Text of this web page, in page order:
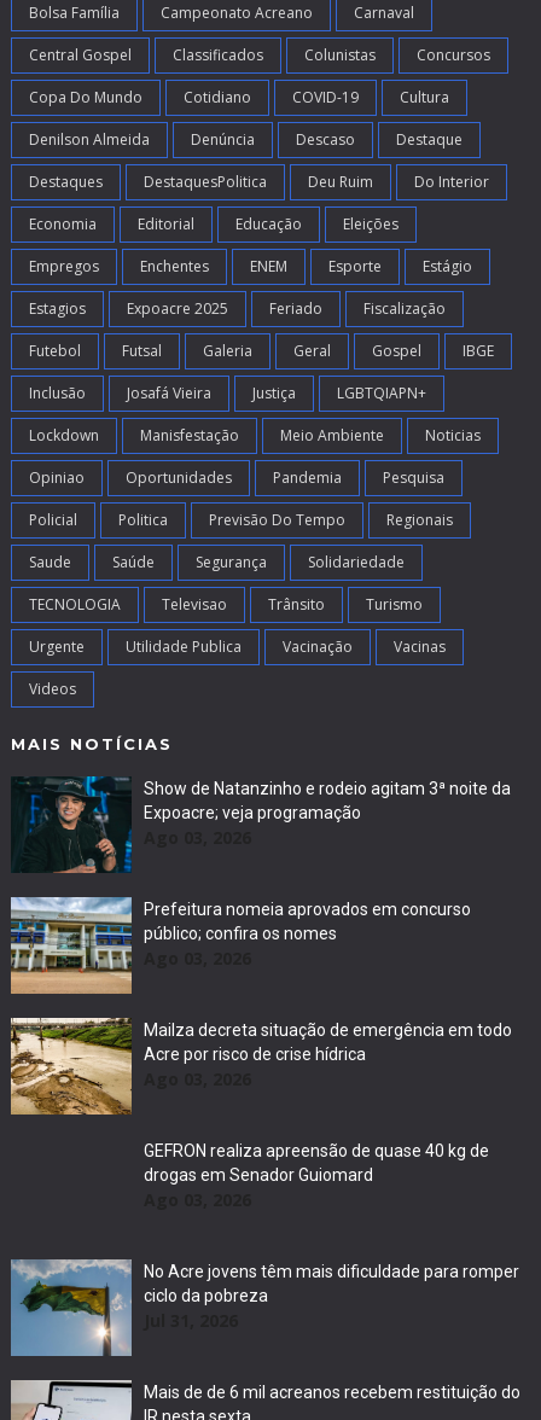
Bolsa Família Campeonato Acreano Carnaval
Central Gospel Classificados Colunistas Concursos
Copa Do Mundo Cotidiano COVID-19 Cultura
Denilson Almeida Denúncia Descaso Destaque
Destaques DestaquesPolitica Deu Ruim Do Interior
Economia Editorial Educação Eleições
Empregos Enchentes ENEM Esporte Estágio
Estagios Expoacre 2025 Feriado Fiscalização
Futebol Futsal Galeria Geral Gospel IBGE
Inclusão Josafá Vieira Justiça LGBTQIAPN+
Lockdown Manisfestação Meio Ambiente Noticias
Opiniao Oportunidades Pandemia Pesquisa
Policial Politica Previsão Do Tempo Regionais
Saude Saúde Segurança Solidariedade
TECNOLOGIA Televisao Trânsito Turismo
Urgente Utilidade Publica Vacinação Vacinas
Videos
MAIS NOTÍCIAS
Show de Natanzinho e rodeio agitam 3ª noite da
Expoacre; veja programação
Prefeitura nomeia aprovados em concurso
público; confira os nomes
Mailza decreta situação de emergência em todo
Acre por risco de crise hídrica
GEFRON realiza apreensão de quase 40 kg de
drogas em Senador Guiomard
No Acre jovens têm mais dificuldade para romper
ciclo da pobreza
Mais de de 6 mil acreanos recebem restituição do
IR nesta sexta